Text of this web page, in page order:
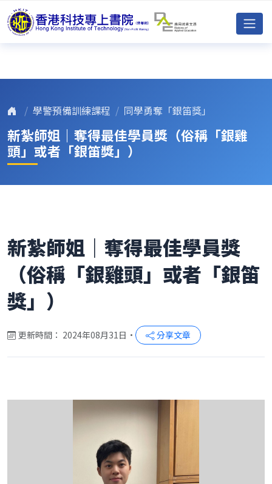
學警預備訓練課程 同學勇奪「銀笛獎」
新紮師姐｜奪得最佳學員獎（俗稱「銀雞
頭」或者「銀笛獎」）
新紮師姐｜奪得最佳學員獎
（俗稱「銀雞頭」或者「銀笛
獎」）
更新時間： 2024年08月31日 • 分享文章